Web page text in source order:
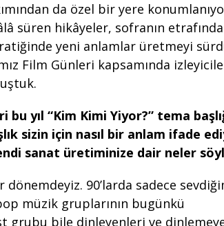
da özel bir yere
süren hikâyeler, sofranın etrafında
yeni anlamlar üretmeyi
Film Günleri kapsamında
bu yıl “Kim Kimi Yiyor?” tema
sizin için nasıl bir anlam ifade
sanat üretiminize dair neler
90’larda sadece
müzik gruplarının bugünkü
grubu bile dinleyenleri ve